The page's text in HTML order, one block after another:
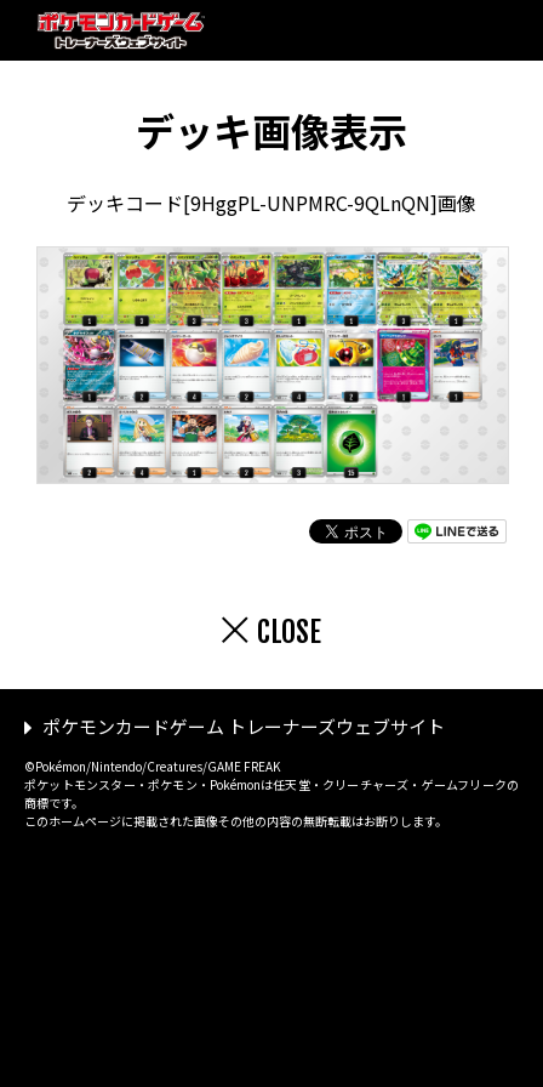
デッキ画像表示
デッキコード[9HggPL-UNPMRC-9QLnQN]画像
CLOSE
ポケモンカードゲーム トレーナーズウェブサイト
©Pokémon/Nintendo/Creatures/GAME FREAK
ポケットモンスター・ポケモン・Pokémonは任天堂・クリーチャーズ・ゲームフリークの
商標です。
このホームページに掲載された画像その他の内容の無断転載はお断りします。